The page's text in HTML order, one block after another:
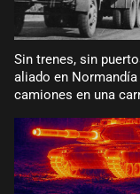
Sin trenes, sin
aliado en
camiones en una